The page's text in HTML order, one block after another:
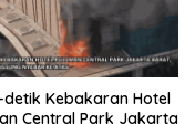
detik Kebakaran Hotel
Central Park Jakarta